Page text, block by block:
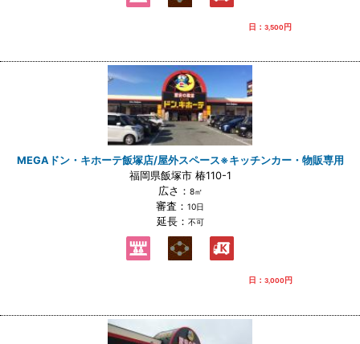
日： 3,500円
MEGAドン・キホーテ飯塚店/屋外スペース※キッチンカー・物販専用
福岡県飯塚市 椿110-1
広さ： 8㎡
審査： 10日
延長： 不可
日： 3,000円